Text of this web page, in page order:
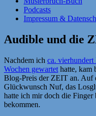
Podcasts
Impressum &
Audible und die
Nachdem ich ca.
Wochen gewartet hatte, kam
Blog-Preis der ZEIT an. Auf
Glückwunsch Nuf, das
hatte ich mir doch die Finger
bekommen.